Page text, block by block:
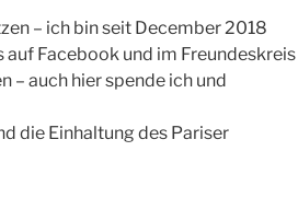
– ich bin seit December 2018
Facebook und im Freundeskreis
– auch hier spende ich und
die Einhaltung des Pariser